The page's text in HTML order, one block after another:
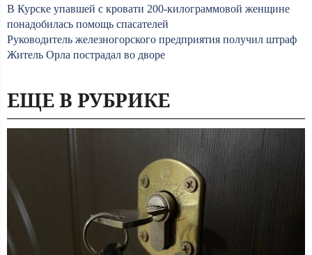
В Курске упавшей с кровати 200-килограммовой женщине
понадобилась помощь спасателей
Руководитель железногорского предприятия получил штраф
Житель Орла пострадал во дворе
ЕЩЕ В РУБРИКЕ